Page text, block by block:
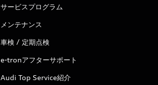
サービスプログラム
メンテナンス
車検 / 定期点検
e-tronアフターサポート
Audi Top Service紹介